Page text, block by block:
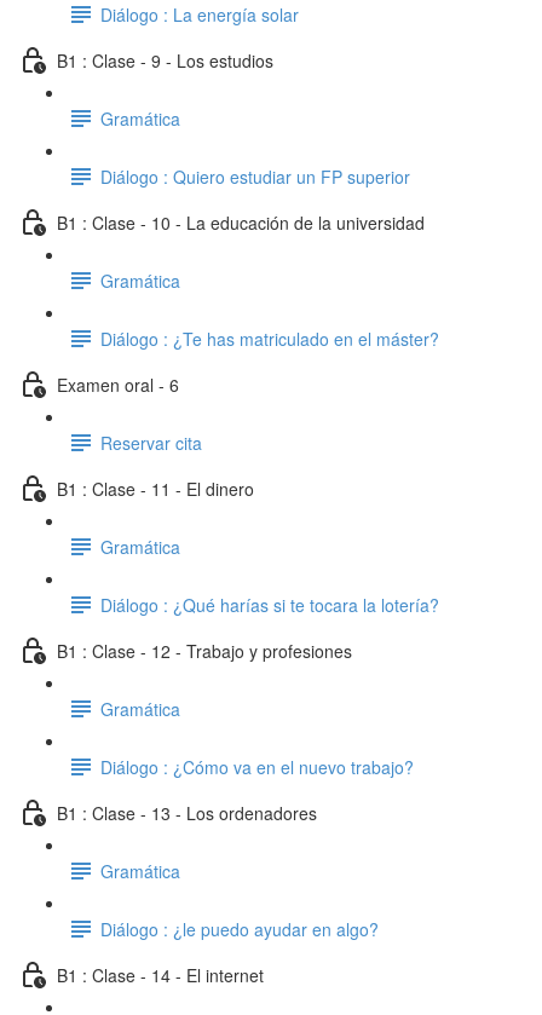
Diálogo : La energía solar
B1 : Clase - 9 - Los estudios
Gramática
Diálogo : Quiero estudiar un FP superior
B1 : Clase - 10 - La educación de la universidad
Gramática
Diálogo : ¿Te has matriculado en el máster?
Examen oral - 6
Reservar cita
B1 : Clase - 11 - El dinero
Gramática
Diálogo : ¿Qué harías si te tocara la lotería?
B1 : Clase - 12 - Trabajo y profesiones
Gramática
Diálogo : ¿Cómo va en el nuevo trabajo?
B1 : Clase - 13 - Los ordenadores
Gramática
Diálogo : ¿le puedo ayudar en algo?
B1 : Clase - 14 - El internet